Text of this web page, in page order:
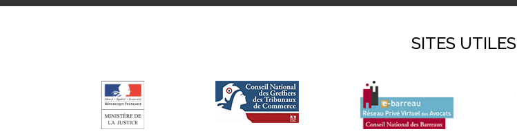
SITES UTILES